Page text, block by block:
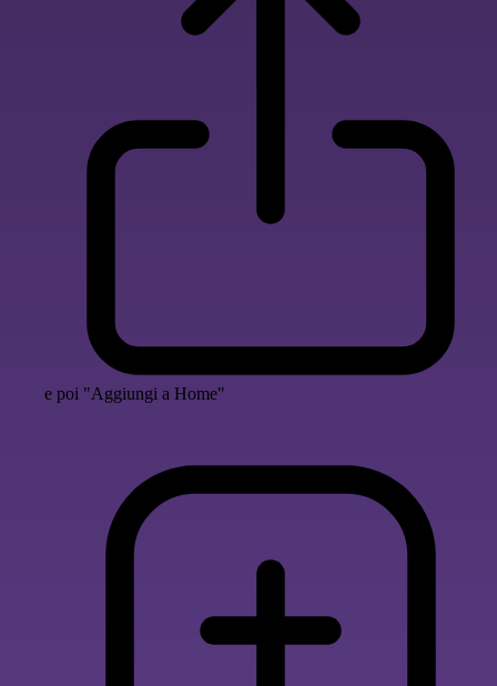
e poi "Aggiungi a Home"